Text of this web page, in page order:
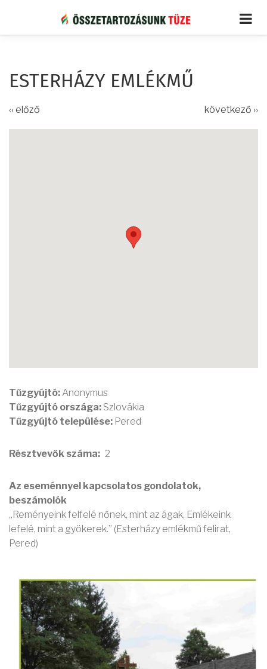
tartalomra
ESTERHÁZY EMLÉKMŰ
‹‹ előző következő ››
Tűzgyújtó: Anonymus
Tűzgyújtó országa: Szlovákia
Tűzgyújtó települése: Pered
Résztvevők száma 2
Az eseménnyel kapcsolatos gondolatok,
beszámolók
„Reményeink felfelé nőnek, mint az ágak, Emlékeink
lefelé, mint a gyökerek.” (Esterházy emlékmű felirat,
Pered)